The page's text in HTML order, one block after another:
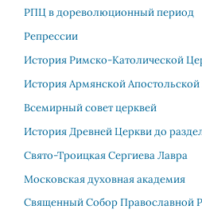
РПЦ в дореволюционный период
Репрессии
История Римско-Католической
История Армянской
Всемирный совет церквей
История Древней Церкви до
Свято-Троицкая Сергиева Лавра
Московская духовная академия
Священный Собор Православной